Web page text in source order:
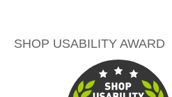
SHOP USABILITY AWARD